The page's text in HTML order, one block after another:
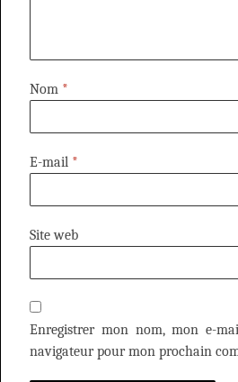
Nom *
E-mail *
Site web
Enregistrer mon nom, mon e-
navigateur pour mon prochain